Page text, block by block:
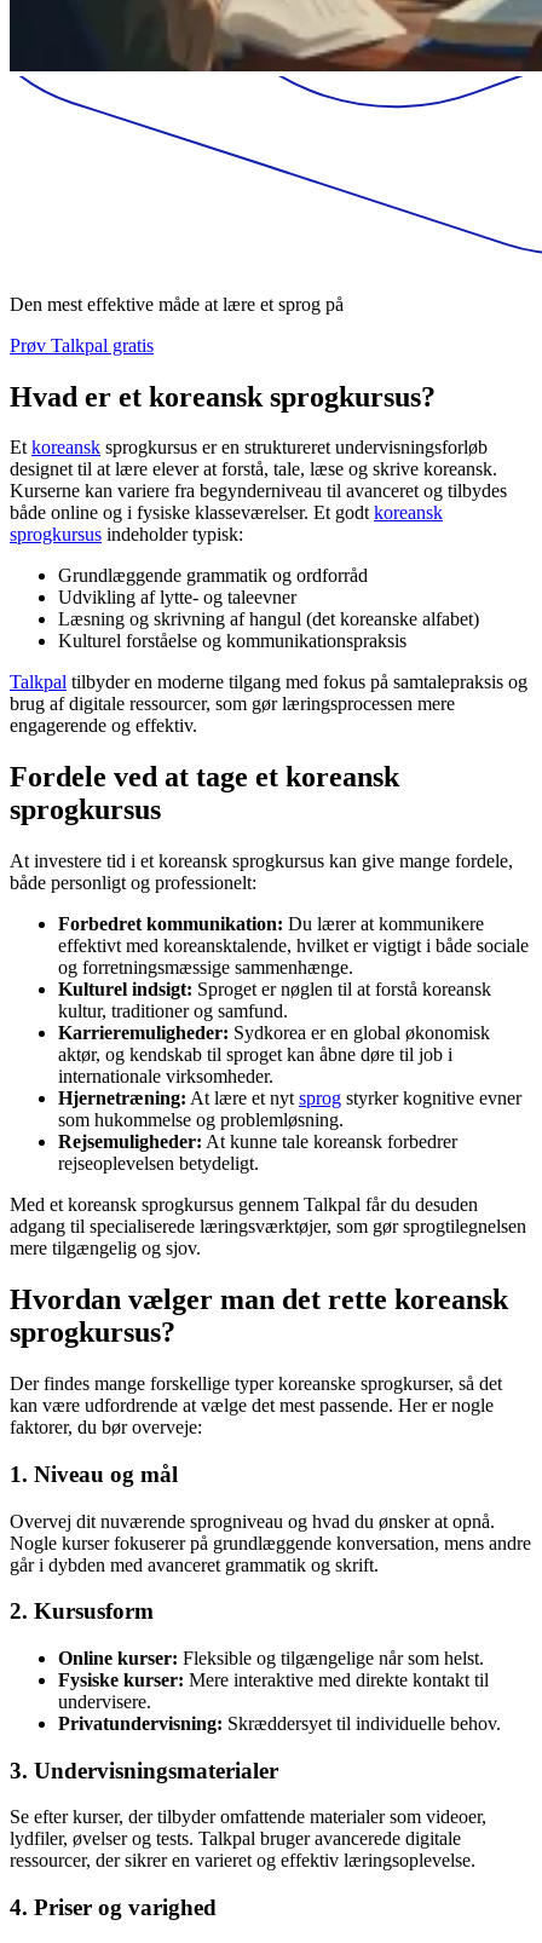
Den mest effektive måde at lære et sprog på
Prøv Talkpal gratis
Hvad er et koreansk sprogkursus?
Etkoreansk sprogkursus er en struktureret undervisningsforløb
designet til at lære elever at forstå, tale, læse og skrive koreansk.
Kurserne kan variere fra begynderniveau til avanceret og tilbydes
både online og i fysiske klasseværelser. Et godtkoreansk
sprogkursus indeholder typisk:
Grundlæggende grammatik og ordforråd
Udvikling af lytte- og taleevner
Læsning og skrivning af hangul (det koreanske alfabet)
Kulturel forståelse og kommunikationspraksis
Talkpal tilbyder en moderne tilgang med fokus på samtalepraksis og
brug af digitale ressourcer, som gør læringsprocessen mere
engagerende og effektiv.
Fordele ved at tage et koreansk
sprogkursus
At investere tid i et koreansk sprogkursus kan give mange fordele,
både personligt og professionelt:
Forbedret kommunikation: Du lærer at kommunikere
effektivt med koreansktalende, hvilket er vigtigt i både sociale
og forretningsmæssige sammenhænge.
Kulturel indsigt: Sproget er nøglen til at forstå koreansk
kultur, traditioner og samfund.
Karrieremuligheder: Sydkorea er en global økonomisk
aktør, og kendskab til sproget kan åbne døre til job i
internationale virksomheder.
Hjernetræning: At lære et nyt sprog styrker kognitive evner
som hukommelse og problemløsning.
Rejsemuligheder: At kunne tale koreansk forbedrer
rejseoplevelsen betydeligt.
Med et koreansk sprogkursus gennem Talkpal får du desuden
adgang til specialiserede læringsværktøjer, som gør sprogtilegnelsen
mere tilgængelig og sjov.
Hvordan vælger man det rette koreansk
sprogkursus?
Der findes mange forskellige typer koreanske sprogkurser, så det
kan være udfordrende at vælge det mest passende. Her er nogle
faktorer, du bør overveje:
1. Niveau og mål
Overvej dit nuværende sprogniveau og hvad du ønsker at opnå.
Nogle kurser fokuserer på grundlæggende konversation, mens andre
går i dybden med avanceret grammatik og skrift.
2. Kursusform
Online kurser: Fleksible og tilgængelige når som helst.
Fysiske kurser: Mere interaktive med direkte kontakt til
undervisere.
Privatundervisning: Skræddersyet til individuelle behov.
3. Undervisningsmaterialer
Se efter kurser, der tilbyder omfattende materialer som videoer,
lydfiler, øvelser og tests. Talkpal bruger avancerede digitale
ressourcer, der sikrer en varieret og effektiv læringsoplevelse.
4. Priser og varighed